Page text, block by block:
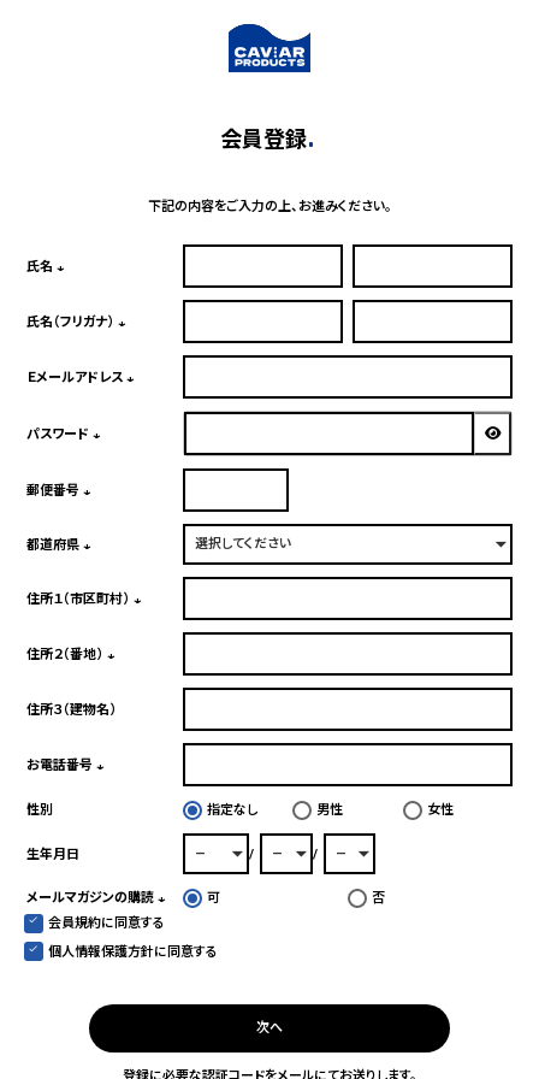
会員登録
下記の内容をご入力の上、お進みください。
氏名
須)
氏名（フリガナ）
須)
Ｅメールアドレス
パスワード
郵便番号
須)
都道府県
須)
住所１（市区町村）
住所２（番地）
須)
住所３（建物名）
お電話番号
性別 指定なし 男性 女性
生年月日
メールマガジンの購読
(必
須)
可
否
会員規約に同意する
個人情報保護方針に同意する
次へ